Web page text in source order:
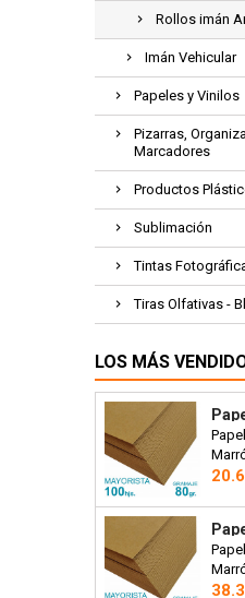
Rollos imán
Imán Vehicular
Papeles y Vinilos
Pizarras,
Marcadores
Productos
Sublimación
Tintas
Tiras Olfativas -
LOS MÁS